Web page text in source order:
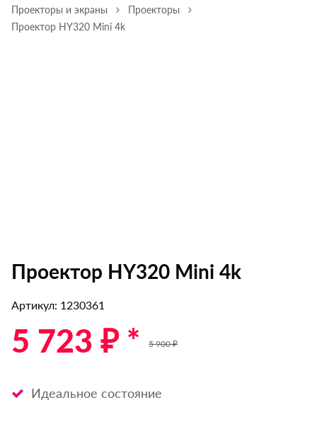
Проекторы и экраны
Проекторы
Проектор HY320 Mini 4k
Проектор HY320 Mini 4k
Артикул: 1230361
5 723 ₽ * 5 900 ₽
Идеальное состояние